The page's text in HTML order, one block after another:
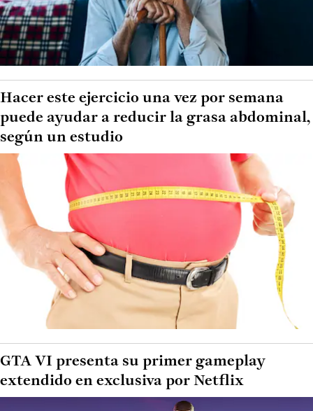
Hacer este ejercicio una vez por semana
puede ayudar a reducir la grasa abdominal,
según un estudio
GTA VI presenta su primer gameplay
extendido en exclusiva por Netflix